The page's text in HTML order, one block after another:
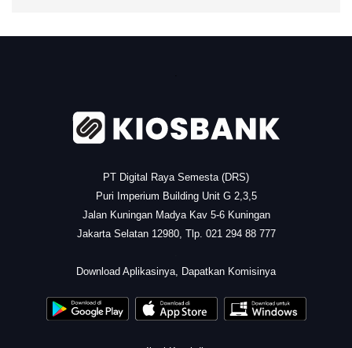
.
PT Digital Raya Semesta (DRS)
Puri Imperium Building Unit G 2,3,5
Jalan Kuningan Madya Kav 5-6 Kuningan
Jakarta Selatan 12980, Tlp. 021 294 88 777
Download Aplikasinya, Dapatkan Komisinya